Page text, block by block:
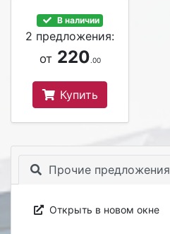
В наличии
2 предложения:
от 220.00
Купить
Прочие предложения
Открыть в новом окне